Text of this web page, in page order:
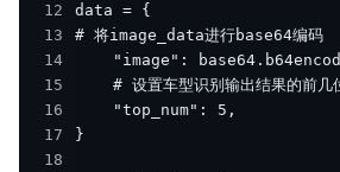
12
13
14
15
16
17
18